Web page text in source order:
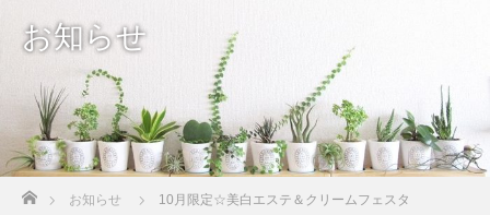
お知らせ
ホーム
お知らせ 10月限定☆美白エステ＆クリームフェスタ